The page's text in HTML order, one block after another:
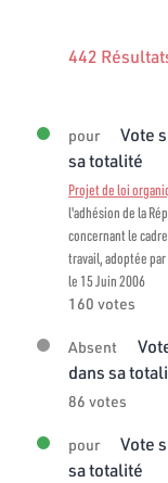
442
pour
Vote
sa totalité
Projet de loi
l'adhésion de la
concernant le
travail, adoptée
le 15 Juin 2006
160 votes
Absent
dans sa
86 votes
pour
Vote
sa totalité